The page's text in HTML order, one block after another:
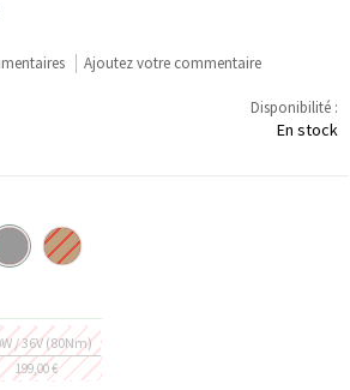
Ajoutez votre commentaire
Disponibilité :
En stock
/ 36V (80Nm)
199,00 €